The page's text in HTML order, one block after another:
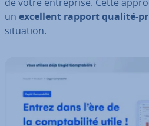
un excellent rapport qualité-
situation.